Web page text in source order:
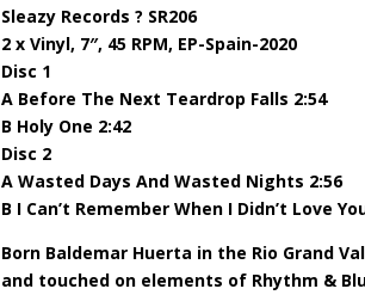
Sleazy Records ? SR206
2 x Vinyl, 7″, 45 RPM, EP-Spain-2020
Disc 1
A Before The Next Teardrop Falls 2:54
B Holy One 2:42
Disc 2
A Wasted Days And Wasted Nights 2:56
B I Can’t Remember When I Didn’t Love
Born Baldemar Huerta in the Rio Grand
and touched on elements of Rhythm &